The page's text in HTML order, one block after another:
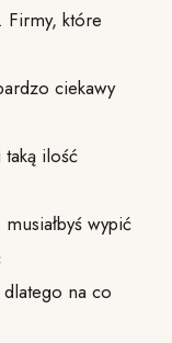
Firmy, które
ciekawy
ilość
wypić
na co